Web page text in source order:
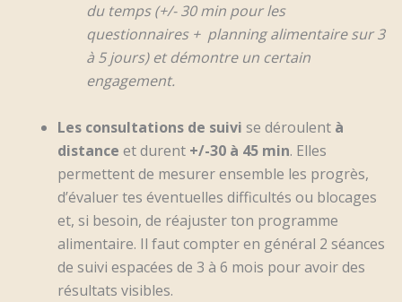
du temps (+/- 30 min pour les
questionnaires + planning alimentaire sur 3
à 5 jours) et démontre un certain
engagement.
Les consultations de suivi se déroulent à
distance et durent +/-30 à 45 min. Elles
permettent de mesurer ensemble les progrès,
d’évaluer tes éventuelles difficultés ou blocages
et, si besoin, de réajuster ton programme
alimentaire. Il faut compter en général 2 séances
de suivi espacées de 3 à 6 mois pour avoir des
résultats visibles.